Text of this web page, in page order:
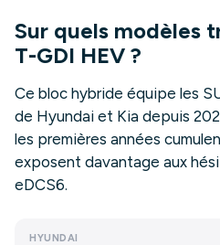
Sur quels modèles
T-GDI HEV ?
Ce bloc hybride équipe les
de Hyundai et Kia depuis
les premières années
exposent davantage aux
eDCS6.
HYUNDAI